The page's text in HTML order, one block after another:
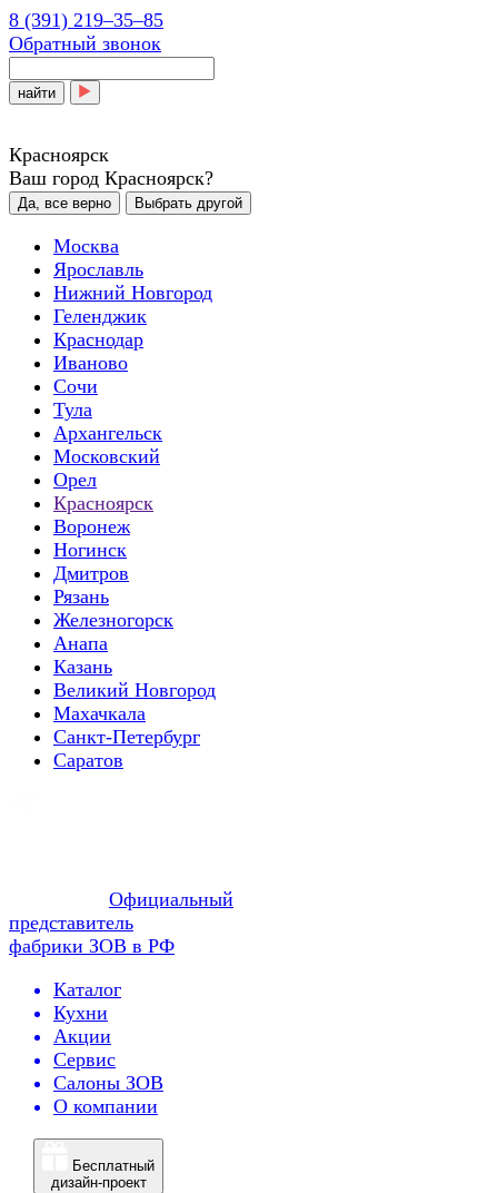
8 (391) 219‒35‒85
Обратный звонок
найти
Красноярск
Ваш город Красноярск?
Да, все верно Выбрать другой
Москва
Ярославль
Нижний Новгород
Геленджик
Краснодар
Иваново
Сочи
Тула
Архангельск
Московский
Орел
Красноярск
Воронеж
Ногинск
Дмитров
Рязань
Железногорск
Анапа
Казань
Великий Новгород
Махачкала
Санкт-Петербург
Саратов
Официальный
представитель
фабрики ЗОВ в РФ
Каталог
Кухни
Акции
Сервис
Салоны ЗОВ
О компании
Бесплатный
дизайн-проект